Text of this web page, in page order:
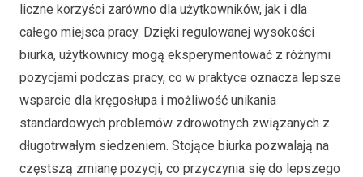
liczne korzyści zarówno dla użytkowników, jak i dla
całego miejsca pracy. Dzięki regulowanej wysokości
biurka, użytkownicy mogą eksperymentować z różnymi
pozycjami podczas pracy, co w praktyce oznacza lepsze
wsparcie dla kręgosłupa i możliwość unikania
standardowych problemów zdrowotnych związanych z
długotrwałym siedzeniem. Stojące biurka pozwalają na
częstszą zmianę pozycji, co przyczynia się do lepszego